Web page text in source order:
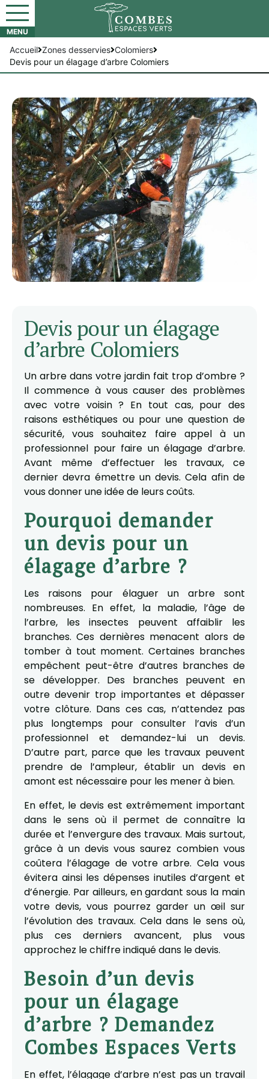
Accueil Zones desservies Colomiers
Devis pour un élagage d’arbre Colomiers
Devis pour un élagage
d’arbre Colomiers
Un arbre dans votre jardin fait trop d’ombre ?
Il commence à vous causer des problèmes
avec votre voisin ? En tout cas, pour des
raisons esthétiques ou pour une question de
sécurité, vous souhaitez faire appel à un
professionnel pour faire un élagage d’arbre.
Avant même d’effectuer les travaux, ce
dernier devra émettre un devis. Cela afin de
vous donner une idée de leurs coûts.
Pourquoi demander
un devis pour un
élagage d’arbre ?
Les raisons pour élaguer un arbre sont
nombreuses. En effet, la maladie, l’âge de
l’arbre, les insectes peuvent affaiblir les
branches. Ces dernières menacent alors de
tomber à tout moment. Certaines branches
empêchent peut-être d’autres branches de
se développer. Des branches peuvent en
outre devenir trop importantes et dépasser
votre clôture. Dans ces cas, n’attendez pas
plus longtemps pour consulter l’avis d’un
professionnel et demandez-lui un devis.
D’autre part, parce que les travaux peuvent
prendre de l’ampleur, établir un devis en
amont est nécessaire pour les mener à bien.
En effet, le devis est extrêmement important
dans le sens où il permet de connaître la
durée et l’envergure des travaux. Mais surtout,
grâce à un devis vous saurez combien vous
coûtera l’élagage de votre arbre. Cela vous
évitera ainsi les dépenses inutiles d’argent et
d’énergie. Par ailleurs, en gardant sous la main
votre devis, vous pourrez garder un œil sur
l’évolution des travaux. Cela dans le sens où,
plus ces derniers avancent, plus vous
approchez le chiffre indiqué dans le devis.
Besoin d’un devis
pour un élagage
d’arbre ? Demandez
Combes Espaces Verts
En effet, l’élagage d’arbre n’est pas un travail